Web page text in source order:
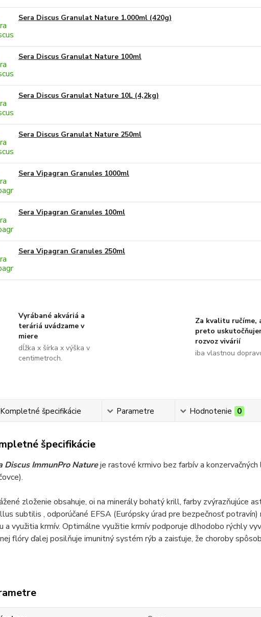
Sera Discus Granulat Nature 1.000ml (420g)
Sera Discus Granulat Nature 100ml
Sera Discus Granulat Nature 10L (4,2kg)
Sera Discus Granulat Nature 250ml
Sera Vipagran Granules 1000ml
Sera Vipagran Granules 100ml
Sera Vipagran Granules 250ml
Vyrábané akváriá a
teráriá uvádzame v
miere
dĺžka x šírka x výška v
centimetroch.
Za kvalitu ručíme,
preto
rozvoz vivárií
iba vlastnou
Kompletné špecifikácie Parametre Hodnotenie 0
špecifikácie
Discus ImmunPro Natureje rastové krmivo bez farbív a
zloženie obsahuje, oi na minerály bohatý krill, farby zvýrazňujúce
subtilis , odporúčané EFSA (Európsky úrad pre bezpečnosť
a využitia krmív. Optimálne využitie krmív podporuje dlhodobo rýchly
flóry ďalej posilňuje imunitný systém rýb a zaisťuje, že choroby